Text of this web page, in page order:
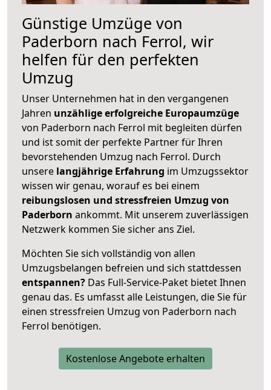
Günstige Umzüge von
Paderborn nach Ferrol, wir
helfen für den perfekten
Umzug
Unser Unternehmen hat in den vergangenen
Jahren unzählige erfolgreiche Europaumzüge
von Paderborn nach Ferrol mit begleiten dürfen
und ist somit der perfekte Partner für Ihren
bevorstehenden Umzug nach Ferrol. Durch
unsere langjährige Erfahrung im Umzugssektor
wissen wir genau, worauf es bei einem
reibungslosen und stressfreien Umzug von
Paderborn ankommt. Mit unserem zuverlässigen
Netzwerk kommen Sie sicher ans Ziel.
Möchten Sie sich vollständig von allen
Umzugsbelangen befreien und sich stattdessen
entspannen? Das Full-Service-Paket bietet Ihnen
genau das. Es umfasst alle Leistungen, die Sie für
einen stressfreien Umzug von Paderborn nach
Ferrol benötigen.
Kostenlose Angebote erhalten